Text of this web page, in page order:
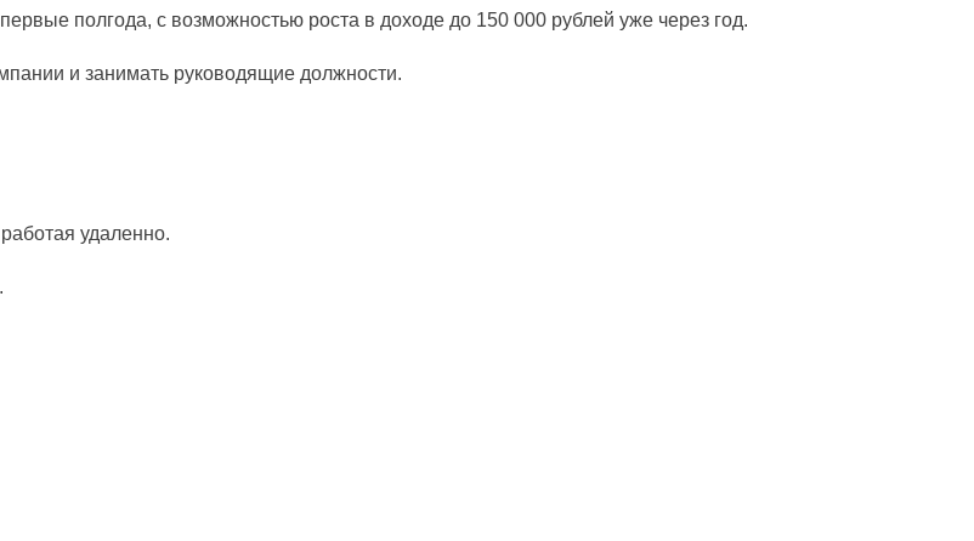
полгода, с возможностью роста в доходе до 150 000 рублей уже через год.
и занимать руководящие должности.
удаленно.